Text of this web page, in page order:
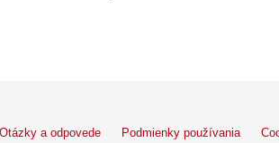
Otázky a odpovede Podmienky používania